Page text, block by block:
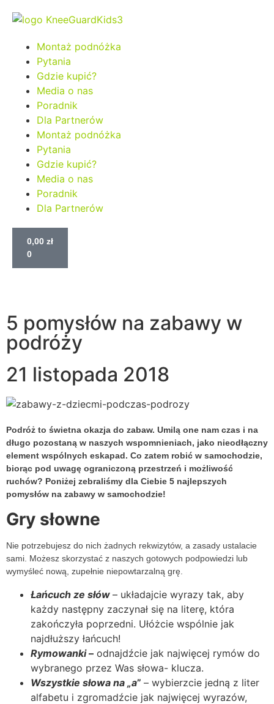
Montaż podnóżka
Pytania
Gdzie kupić?
Media o nas
Poradnik
Dla Partnerów
Montaż podnóżka
Pytania
Gdzie kupić?
Media o nas
Poradnik
Dla Partnerów
0,00 zł
0
5 pomysłów na zabawy w
podróży
21 listopada 2018
Podróż to świetna okazja do zabaw. Umilą one nam czas i na
długo pozostaną w naszych wspomnieniach, jako nieodłączny
element wspólnych eskapad. Co zatem robić w samochodzie,
biorąc pod uwagę ograniczoną przestrzeń i możliwość
ruchów? Poniżej zebraliśmy dla Ciebie 5 najlepszych
pomysłów na zabawy w samochodzie!
Gry słowne
Nie potrzebujesz do nich żadnych rekwizytów, a zasady ustalacie
sami. Możesz skorzystać z naszych gotowych podpowiedzi lub
wymyśleć nową, zupełnie niepowtarzalną grę.
Łańcuch ze słów – układajcie wyrazy tak, aby
każdy następny zaczynał się na literę, która
zakończyła poprzedni. Ułóżcie wspólnie jak
najdłuższy łańcuch!
Rymowanki– odnajdźcie jak najwięcej rymów do
wybranego przez Was słowa- klucza.
Wszystkie słowa na „a” – wybierzcie jedną z liter
alfabetu i zgromadźcie jak najwięcej wyrazów,